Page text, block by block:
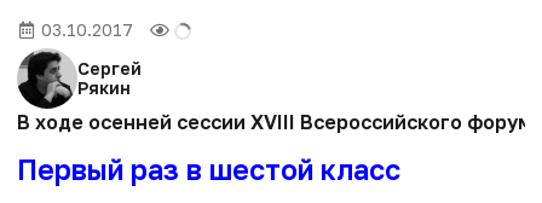
03.10.2017
Сергей
Рякин
В ходе осенней сессии XVIII Всероссийского
Первый раз в шестой класс